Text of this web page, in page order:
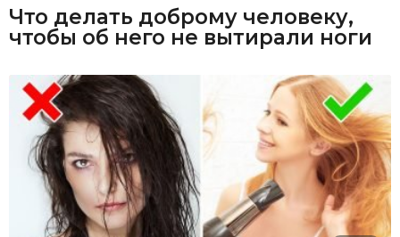
Что делать доброму человеку,
чтобы об него не вытирали ноги